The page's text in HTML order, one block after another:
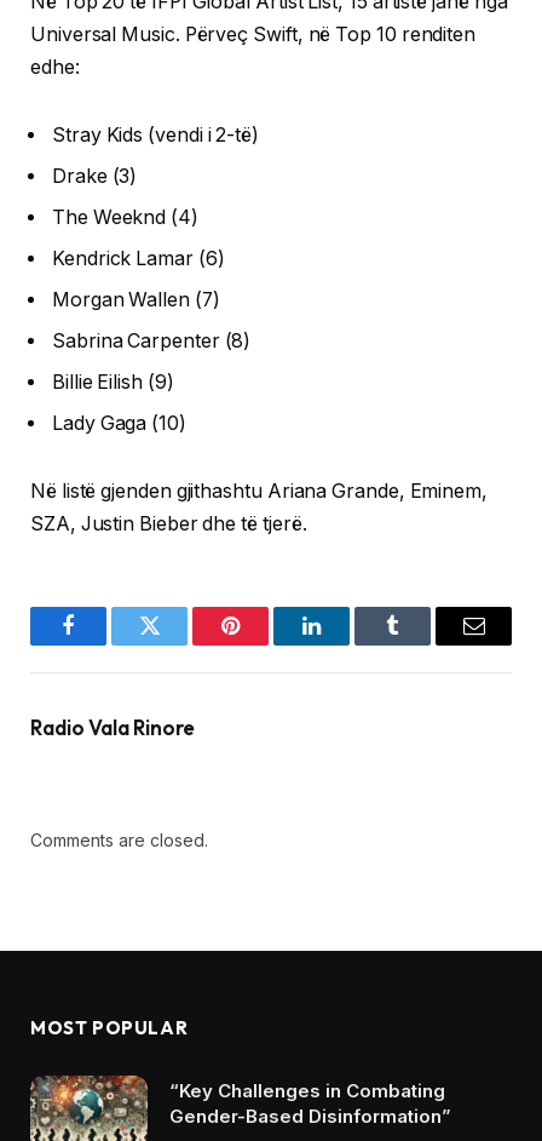
Universal Music. Përveç Swift, në Top 10 renditen
edhe:
Stray Kids (vendi i 2-të)
Drake (3)
The Weeknd (4)
Kendrick Lamar (6)
Morgan Wallen (7)
Sabrina Carpenter (8)
Billie Eilish (9)
Lady Gaga (10)
Në listë gjenden gjithashtu Ariana Grande, Eminem,
SZA, Justin Bieber dhe të tjerë.
FacebookTwitter Pinterest LinkedInTumblr Email
Radio Vala Rinore
Comments are closed.
MOST POPULAR
“Key Challenges in Combating
Gender-Based Disinformation”